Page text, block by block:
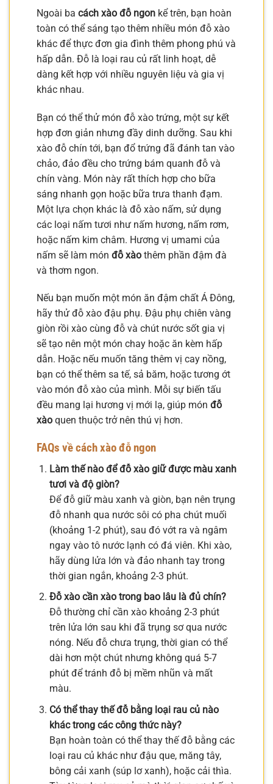
Ngoài ba cách xào đỗ ngon kể trên, bạn hoàn
toàn có thể sáng tạo thêm nhiều món đỗ xào
khác để thực đơn gia đình thêm phong phú và
hấp dẫn. Đỗ là loại rau củ rất linh hoạt, dễ
dàng kết hợp với nhiều nguyên liệu và gia vị
khác nhau.
Bạn có thể thử món đỗ xào trứng, một sự kết
hợp đơn giản nhưng đầy dinh dưỡng. Sau khi
xào đỗ chín tới, bạn đổ trứng đã đánh tan vào
chảo, đảo đều cho trứng bám quanh đỗ và
chín vàng. Món này rất thích hợp cho bữa
sáng nhanh gọn hoặc bữa trưa thanh đạm.
Một lựa chọn khác là đỗ xào nấm, sử dụng
các loại nấm tươi như nấm hương, nấm rơm,
hoặc nấm kim châm. Hương vị umami của
nấm sẽ làm món đỗ xào thêm phần đậm đà
và thơm ngon.
Nếu bạn muốn một món ăn đậm chất Á Đông,
hãy thử đỗ xào đậu phụ. Đậu phụ chiên vàng
giòn rồi xào cùng đỗ và chút nước sốt gia vị
sẽ tạo nên một món chay hoặc ăn kèm hấp
dẫn. Hoặc nếu muốn tăng thêm vị cay nồng,
bạn có thể thêm sa tế, sả băm, hoặc tương ớt
vào món đỗ xào của mình. Mỗi sự biến tấu
đều mang lại hương vị mới lạ, giúp món đỗ
xào quen thuộc trở nên thú vị hơn.
FAQs về cách xào đỗ ngon
Làm thế nào để đỗ xào giữ được màu xanh
tươi và độ giòn?
Để đỗ giữ màu xanh và giòn, bạn nên trụng
đỗ nhanh qua nước sôi có pha chút muối
(khoảng 1-2 phút), sau đó vớt ra và ngâm
ngay vào tô nước lạnh có đá viên. Khi xào,
hãy dùng lửa lớn và đảo nhanh tay trong
thời gian ngắn, khoảng 2-3 phút.
Đỗ xào cần xào trong bao lâu là đủ chín?
Đỗ thường chỉ cần xào khoảng 2-3 phút
trên lửa lớn sau khi đã trụng sơ qua nước
nóng. Nếu đỗ chưa trụng, thời gian có thể
dài hơn một chút nhưng không quá 5-7
phút để tránh đỗ bị mềm nhũn và mất
màu.
Có thể thay thế đỗ bằng loại rau củ nào
khác trong các công thức này?
Bạn hoàn toàn có thể thay thế đỗ bằng các
loại rau củ khác như đậu que, măng tây,
bông cải xanh (súp lơ xanh), hoặc cải thìa.